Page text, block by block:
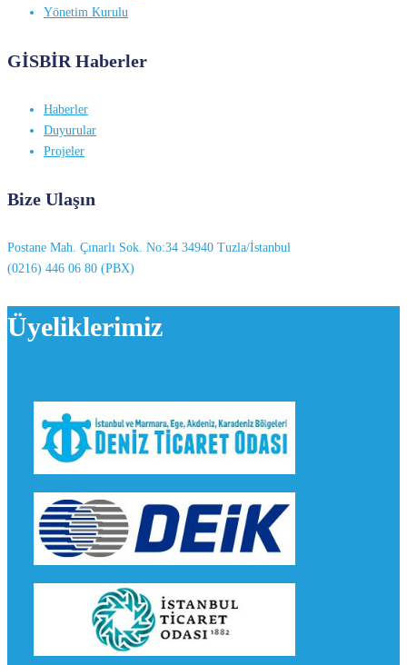
Yönetim Kurulu
GİSBİR Haberler
Haberler
Duyurular
Projeler
Bize Ulaşın
Postane Mah. Çınarlı Sok. No:34 34940 Tuzla/İstanbul
(0216) 446 06 80 (PBX)
Üyeliklerimiz